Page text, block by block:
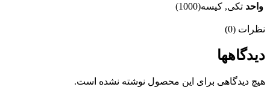
واحد تکی, کیسه(1000)
نظرات (0)
دیدگاهها
هیچ دیدگاهی برای این محصول نوشته نشده است.